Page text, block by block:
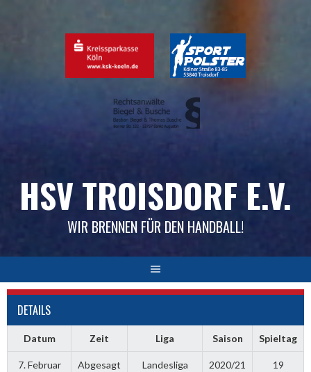
HSV TROISDORF E.V.
WIR BRENNEN FÜR DEN HANDBALL!
DETAILS
Datum Zeit Liga Saison Spieltag
7. Februar
Abgesagt
Landesliga
2020/21 19